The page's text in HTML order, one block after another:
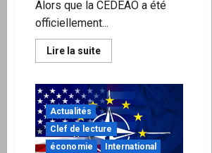
Alors que la CEDEAO a été
officiellement...
Lire la suiteEn
savoir
La
CEDEAO
comme
arme
néocoloniale
françafricaine
Actualités
Clef de lecture
économie
International